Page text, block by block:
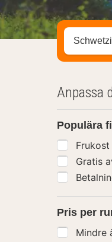
Sök
Anpassa
Populära
Gratis
Pris per